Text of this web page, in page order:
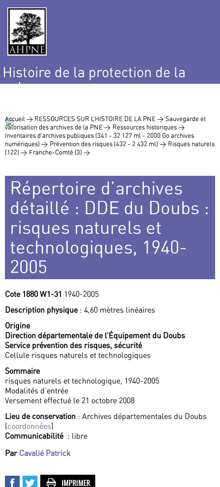
Histoire de la protection de la
nature
Accueil > RESSOURCES SUR L’HISTOIRE DE LA PNE > Sauvegarde et
valorisation des archives de la PNE > Ressources historiques >
Inventaires d’archives publiques (341 - 32 127 ml - 2000 Go archives
numériques) > Prévention des risques (432 - 2 432 ml) > Risques naturels
(122) > Franche-Comté (3) >
Répertoire d’archives
détaillé : DDE du Doubs :
risques naturels et
technologiques, 1940-
2005
Cote 1880 W1-31 1940-2005
Description physique: 4,60 mètres linéaires
Origine
Direction départementale de l’Équipement du Doubs
Service prévention des risques, sécurité
Cellule risques naturels et technologiques
Sommaire
risques naturels et technologique, 1940-2005
Modalités d’entrée
Versement effectué le 21 octobre 2008
Lieu de conservation : Archives départementales du Doubs
(coordonnées)
Communicabilité : libre
Par Cavalié Patrick